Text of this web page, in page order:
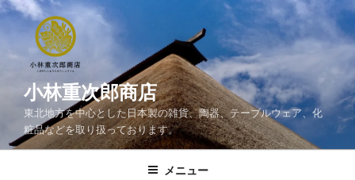
コ
キ
小林重次郎商店
東北地方を中心とした日本製の雑貨、陶器、テーブルウェア、化
粧品などを取り扱っております。
メニュー